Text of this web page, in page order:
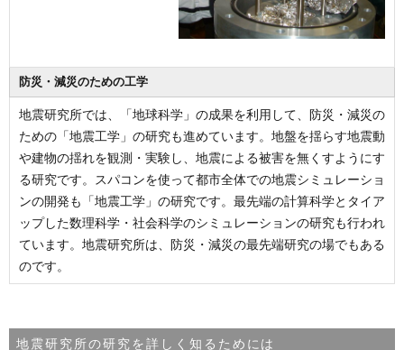
防災・減災のための工学
地震研究所では、「地球科学」の成果を利用して、防災・減災の
ための「地震工学」の研究も進めています。地盤を揺らす地震動
や建物の揺れを観測・実験し、地震による被害を無くすようにす
る研究です。スパコンを使って都市全体での地震シミュレーショ
ンの開発も「地震工学」の研究です。最先端の計算科学とタイア
ップした数理科学・社会科学のシミュレーションの研究も行われ
ています。地震研究所は、防災・減災の最先端研究の場でもある
のです。
地震研究所の研究を詳しく知るためには